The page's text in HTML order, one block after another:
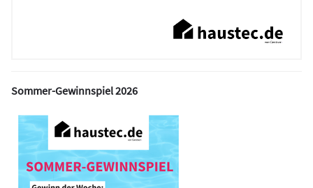
Sommer-Gewinnspiel 2026